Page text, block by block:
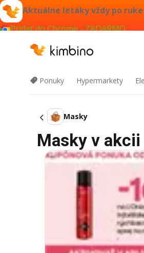
Aktuálne letáky vždy po ruke
Pridať do Chrome - ZADARMO
Ponuky Hypermarkety
Masky
Masky v